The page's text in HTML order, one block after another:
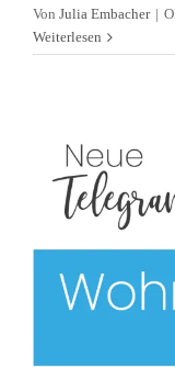
Von Julia Embacher |
Weiterlesen